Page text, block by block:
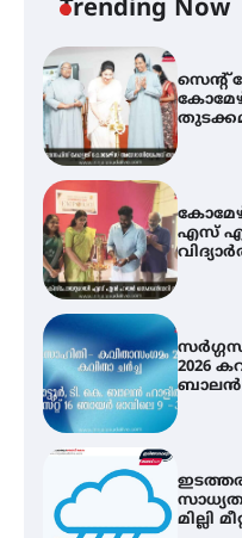
Trending Now
എസ്
2026
ബാലൻ
മില്ലി